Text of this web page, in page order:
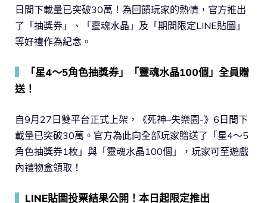
日間下載量已突破30萬！為回饋玩家的熱情，官方推出
了「抽獎券」、「靈魂水晶」及「期間限定LINE貼圖」
等好禮作為紀念。
「星4～5角色抽獎券」「靈魂水晶100個」全員贈
送！
自9月27日雙平台正式上架，《死神–失樂園-》6日間下
載量已突破30萬。官方為此向全部玩家贈送了「星4～5
角色抽獎券1枚」與「靈魂水晶100個」，玩家可至遊戲
內禮物盒領取！
LINE貼圖投票結果公開！本日起限定推出